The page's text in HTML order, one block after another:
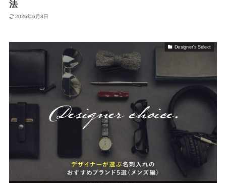
法
2026年6月8日
Designer's Select